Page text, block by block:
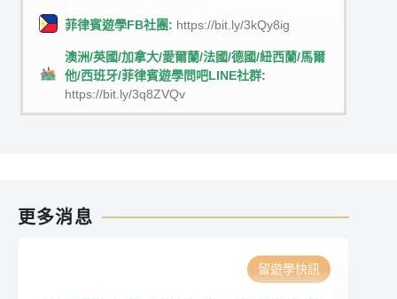
菲律賓遊學FB社團: https://bit.ly/3kQy8ig
澳洲/英國/加拿大/愛爾蘭/法國/德國/紐西蘭/馬爾
他/西班牙/菲律賓遊學問吧LINE社群:
https://bit.ly/3q8ZVQv
更多消息
留遊學快訊